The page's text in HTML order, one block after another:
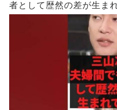
者として歴然の差が生ま